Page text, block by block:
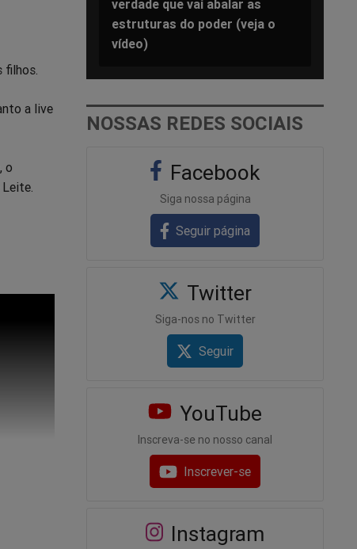
filhos.
a live
o
verdade que vai abalar as
estruturas do poder (veja o
vídeo)
NOSSAS REDES SOCIAIS
Facebook
Siga nossa página
Seguir página
Twitter
Siga-nos no Twitter
Seguir
YouTube
Inscreva-se no nosso canal
Inscrever-se
Instagram